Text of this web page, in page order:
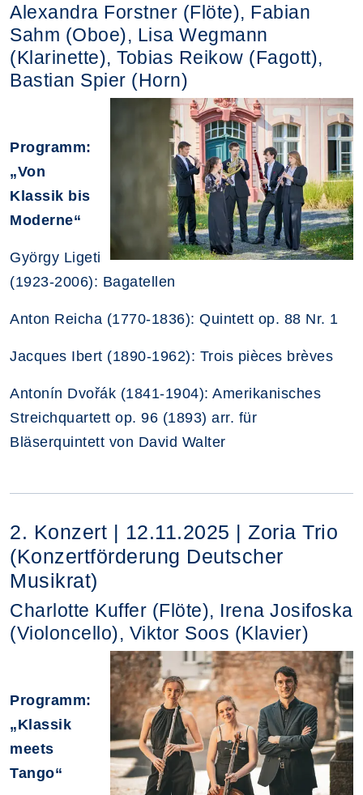
Alexandra Forstner (Flöte), Fabian
Sahm (Oboe), Lisa Wegmann
(Klarinette), Tobias Reikow (Fagott),
Bastian Spier (Horn)
Programm:
„Von
Klassik bis
Moderne“
György Ligeti
(1923-2006): Bagatellen
Anton Reicha (1770-1836): Quintett op. 88 Nr. 1
Jacques Ibert (1890-1962): Trois pièces brèves
Antonín Dvořák (1841-1904): Amerikanisches
Streichquartett op. 96 (1893) arr. für
Bläserquintett von David Walter
2. Konzert | 12.11.2025 | Zoria Trio
(Konzertförderung Deutscher
Musikrat)
Charlotte Kuffer (Flöte), Irena Josifoska
(Violoncello), Viktor Soos (Klavier)
Programm:
„Klassik
meets
Tango“